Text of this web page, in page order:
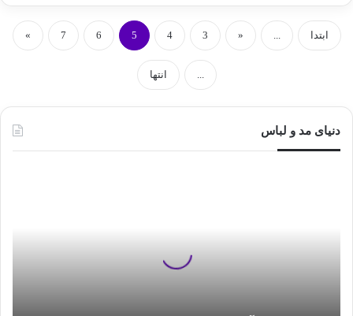
ابتدا ...
«
3
4
5
6
7
»
... انتها
دنیای مد و لباس